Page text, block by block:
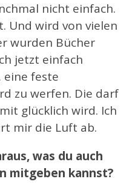
nicht einfach.
Und wird von vielen
wurden Bücher
jetzt einfach
feste
zu werfen. Die darf
glücklich wird. Ich
mir die Luft ab.
was du auch
mitgeben kannst?